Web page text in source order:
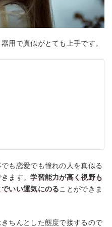
用で真似がとても上手です。
も恋愛でも憧れの人を真似る
きます。学習能力が高く視野も
いい運気にのることができま
ちんとした態度で接するので